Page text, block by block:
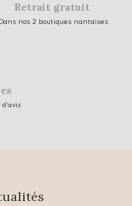
Retrait gratuit
Dans nos 2 boutiques nantaises